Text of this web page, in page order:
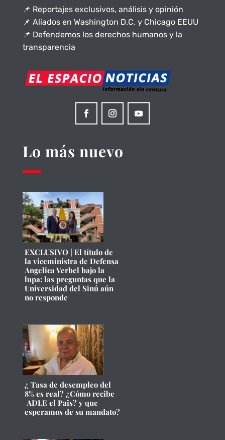
📌 Reportajes exclusivos, análisis y opinión
📌 Aliados en Washington D.C. y Chicago EEUU
📌 Defendemos los derechos humanos y la
transparencia
Lo más nuevo
EXCLUSIVO | El título de
la viceministra de Defensa
Angelica Verbel bajo la
lupa: las preguntas que la
Universidad del Sinú aún
no responde
¿ Tasa de desempleo del
8% es real? ¿Cómo recibe
ADLE el Pais? y que
esperamos de su mandato?